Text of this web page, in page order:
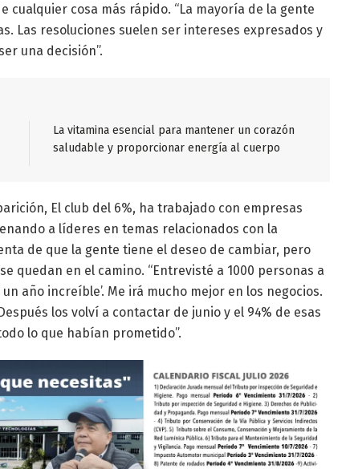
cosa más rápido. “La mayoría de la gente
Las resoluciones suelen ser intereses expresados y
una decisión”.
La vitamina esencial para mantener un corazón
saludable y proporcionar energía al cuerpo
El club del 6%, ha trabajado con empresas
a líderes en temas relacionados con la
de que la gente tiene el deseo de cambiar, pero
quedan en el camino. “Entrevisté a 1000 personas a
año increíble’. Me irá mucho mejor en los negocios.
los volví a contactar de junio y el 94% de esas
lo que habían prometido”.